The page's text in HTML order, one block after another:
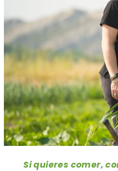
Si quieres comer,